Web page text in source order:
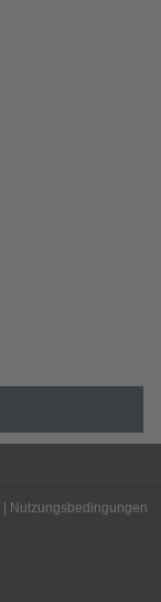
| Nutzungsbedingungen